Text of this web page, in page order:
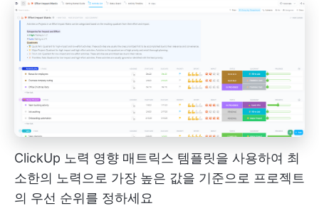
ClickUp 노력 영향 매트릭스 템플릿을 사용하여 최
소한의 노력으로 가장 높은 값을 기준으로 프로젝트
의 우선 순위를 정하세요